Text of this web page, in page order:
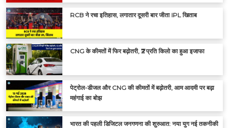
RCB ने रचा इतिहास, लगातार दूसरी बार जीता IPL खिताब
CNG के कीमतों में फिर बढ़ोतरी, ₹2 प्रति किलो का हुआ इजाफा
पेट्रोल-डीजल और CNG की कीमतों में बढ़ोतरी, आम आदमी पर बढ़ा
महंगाई का बोझ
भारत की पहली डिजिटल जनगणना की शुरुआत: नया युग नई तकनीकी